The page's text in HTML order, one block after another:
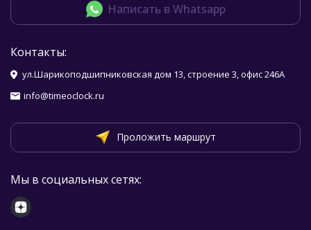
Написать в Whatsapp
Контакты:
ул.Шарикоподшипниковская дом 13, строение 3, офис 246А
info@timeoclock.ru
Проложить маршрут
Мы в социальных сетях: